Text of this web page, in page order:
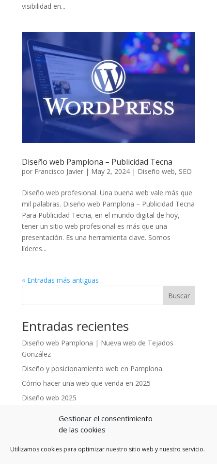
Gestionar el consentimiento
de las cookies
Utilizamos cookies para optimizar nuestro sitio web y nuestro servicio.
visibilidad en...
Diseño web Pamplona – Publicidad Tecna
por Francisco Javier| May 2, 2024| Diseño web, SEO
Diseño web profesional. Una buena web vale más que
mil palabras. Diseño web Pamplona – Publicidad Tecna
Para Publicidad Tecna, en el mundo digital de hoy,
tener un sitio web profesional es más que una
presentación. Es una herramienta clave. Somos
líderes...
« Entradas más antiguas
Buscar
Entradas recientes
Diseño web Pamplona | Nueva web de Tejados
González
Diseño y posicionamiento web en Pamplona
Cómo hacer una web que venda en 2025
Diseño web 2025
No hay comentarios que mostrar.